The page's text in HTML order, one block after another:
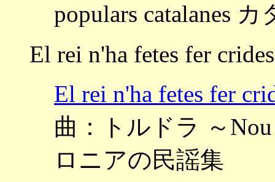
populars catalanes
El rei n'ha fetes fer crides
El rei n'ha fetes fer
曲：トルドラ ～Nou
ロニアの民謡集